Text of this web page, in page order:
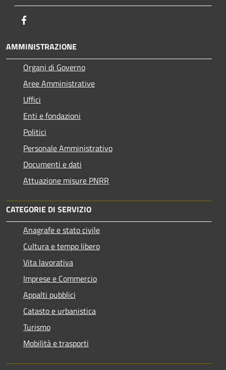
AMMINISTRAZIONE
Organi di Governo
Aree Amministrative
Uffici
Enti e fondazioni
Politici
Personale Amministrativo
Documenti e dati
Attuazione misure PNRR
CATEGORIE DI SERVIZIO
Anagrafe e stato civile
Cultura e tempo libero
Vita lavorativa
Imprese e Commercio
Appalti pubblici
Catasto e urbanistica
Turismo
Mobilità e trasporti